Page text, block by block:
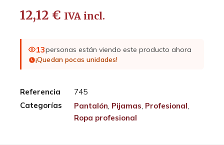
12,12 € IVA incl.
13personas están viendo este producto ahora
¡Quedan pocas unidades!
Referencia
745
Categorías
Pantalón, Pijamas, Profesional,
Ropa profesional